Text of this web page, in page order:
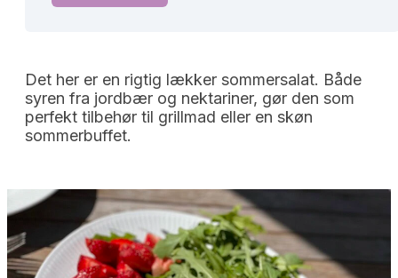
Det her er en rigtig lækker sommersalat. Både
syren fra jordbær og nektariner, gør den som
perfekt tilbehør til grillmad eller en skøn
sommerbuffet.